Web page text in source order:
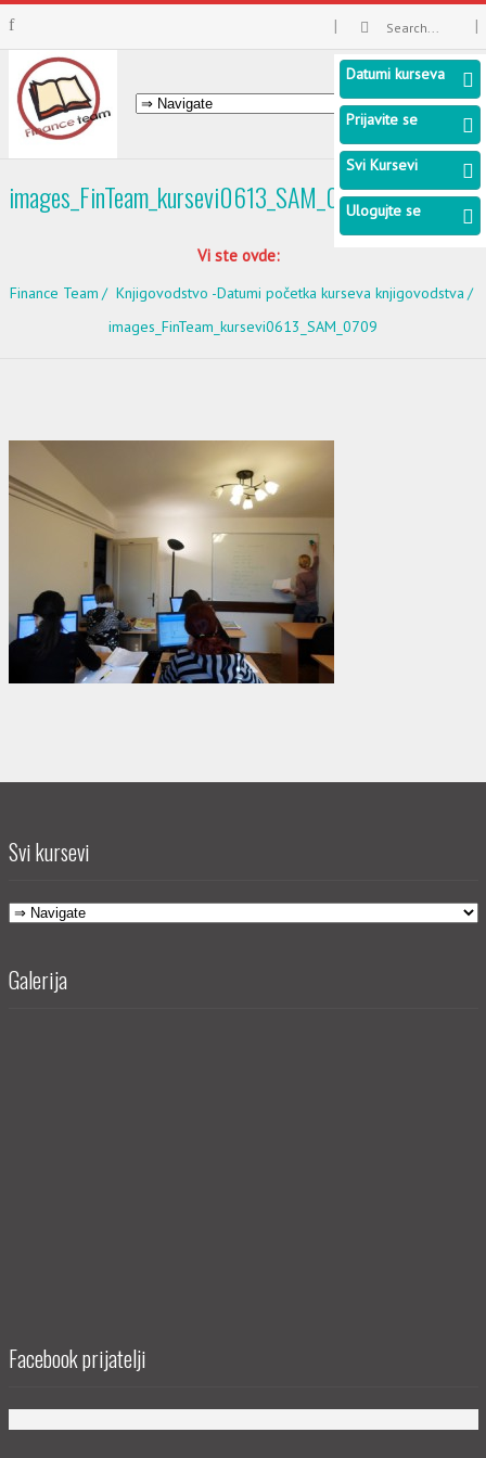
images_FinTeam_kursevi0613_SAM_0709
Vi ste ovde:
Finance Team
Knjigovodstvo -Datumi početka kurseva knjigovodstva
images_FinTeam_kursevi0613_SAM_0709
Svi kursevi
Galerija
Facebook prijatelji
Datumi kurseva
Prijavite se
Svi Kursevi
Ulogujte se